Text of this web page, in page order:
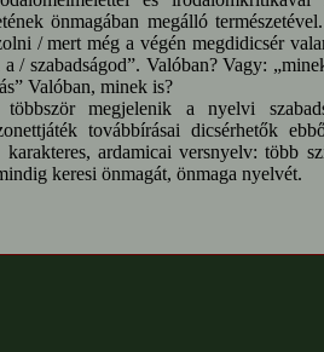
önmagában megálló
/ mert még a végén megdidicsér
/ szabadságod”. Valóban? Vagy:
Valóban, minek is?
megjelenik a nyelvi
továbbírásai dicsérhetők
ardamicai versnyelv: több
keresi önmagát, önmaga nyelvét.